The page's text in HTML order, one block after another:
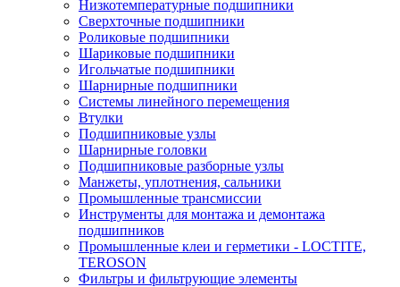
Низкотемпературные подшипники
Сверхточные подшипники
Роликовые подшипники
Шариковые подшипники
Игольчатые подшипники
Шарнирные подшипники
Системы линейного перемещения
Втулки
Подшипниковые узлы
Шарнирные головки
Подшипниковые разборные узлы
Манжеты, уплотнения, сальники
Промышленные трансмиссии
Инструменты для монтажа и демонтажа
подшипников
Промышленные клеи и герметики - LOCTITE,
TEROSON
Фильтры и фильтрующие элементы